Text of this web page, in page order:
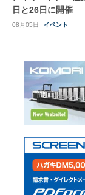
日と26日に開催
08月05日 イベント